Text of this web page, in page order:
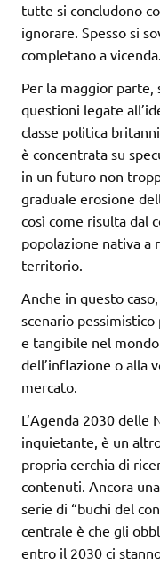
tutte si concludono
ignorare. Spesso si
completano a vicenda.
Per la maggior
questioni legate
classe politica
è concentrata su
in un futuro non
graduale erosione
così come risulta dal
popolazione nativa a
territorio.
Anche in questo
scenario
e tangibile nel
dell’inflazione o alla
mercato.
L’Agenda 2030 delle
inquietante, è un
propria cerchia di
contenuti. Ancora
serie di “buchi del
centrale è che gli
entro il 2030 ci